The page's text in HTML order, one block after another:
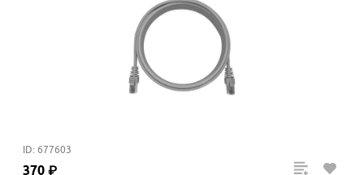
ID: 677603
370 ₽